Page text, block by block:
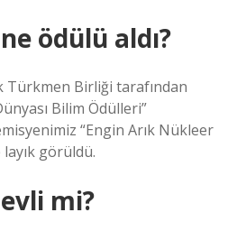
ödülü aldı?
Türkmen Birliği tarafından
Bilim Ödülleri”
“Engin Arık Nükleer
görüldü.
mi?